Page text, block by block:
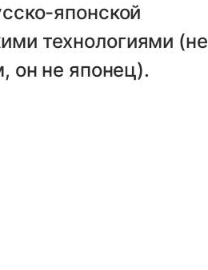
японской
технологиями (не
он не японец).